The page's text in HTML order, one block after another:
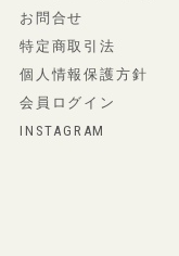
お問合せ
特定商取引法
個人情報保護方針
会員ログイン
INSTAGRAM